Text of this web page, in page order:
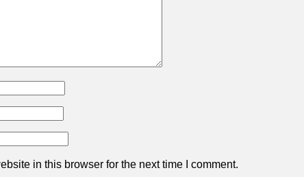
in this browser for the next time I comment.